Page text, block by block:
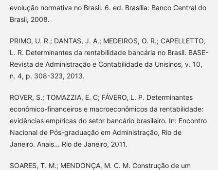
evolução normativa no Brasil. 6. ed. Brasília: Banco Central do
Brasil, 2008.
PRIMO, U. R.; DANTAS, J. A.; MEDEIROS, O. R.; CAPELLETTO,
L. R. Determinantes da rentabilidade bancária no Brasil. BASE-
Revista de Administração e Contabilidade da Unisinos, v. 10,
n. 4, p. 308-323, 2013.
ROVER, S.; TOMAZZIA, E. C; FÁVERO, L. P. Determinantes
econômico-financeiros e macroeconômicos da rentabilidade:
evidências empíricas do setor bancário brasileiro. In: Encontro
Nacional de Pós-graduação em Administração, Rio de
Janeiro. Anais... Rio de Janeiro, 2011.
SOARES, T. M.; MENDONÇA, M. C. M. Construção de um